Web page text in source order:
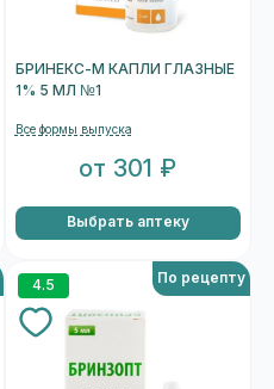
БРИНЕКС-М КАПЛИ ГЛАЗНЫЕ
1% 5 МЛ №1
Все формы выпуска
от 301 ₽
Выбрать аптеку
4.5 По рецепту